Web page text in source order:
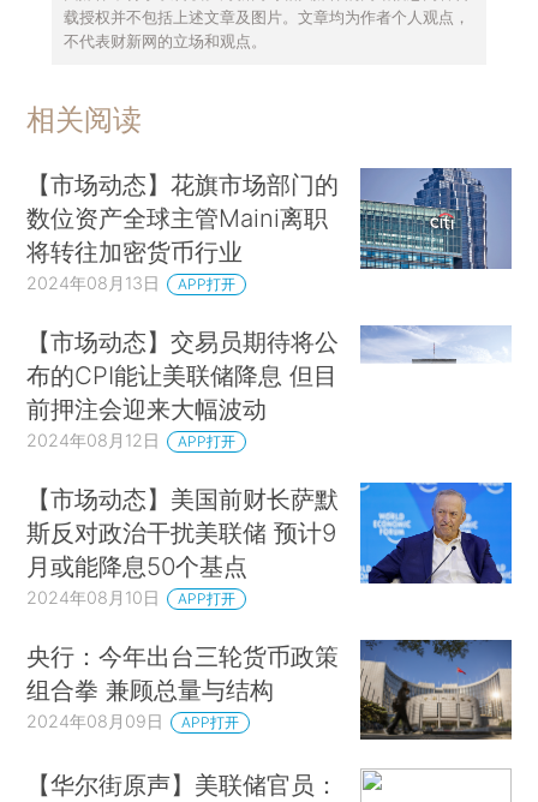
载授权并不包括上述文章及图片。文章均为作者个人观点，
不代表财新网的立场和观点。
相关阅读
【市场动态】花旗市场部门的
数位资产全球主管Maini离职
将转往加密货币行业
2024年08月13日 APP打开
【市场动态】交易员期待将公
布的CPI能让美联储降息 但目
前押注会迎来大幅波动
2024年08月12日 APP打开
【市场动态】美国前财长萨默
斯反对政治干扰美联储 预计9
月或能降息50个基点
2024年08月10日 APP打开
央行：今年出台三轮货币政策
组合拳 兼顾总量与结构
2024年08月09日 APP打开
【华尔街原声】美联储官员：